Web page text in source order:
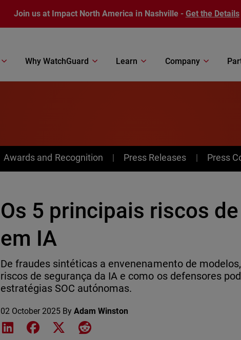
Join us at Impact North America in Nashville - Get the Details
Why WatchGuard Learn Company
Awards and Recognition Press Releases Press
Os 5 principais riscos
em IA
De fraudes sintéticas a envenenamento de
riscos de segurança da IA e como os defensores
estratégias SOC autónomas.
02 October 2025 ByAdam Winston
Share on LinkedIn
Share on Facebook
Share on XShare on Reddit